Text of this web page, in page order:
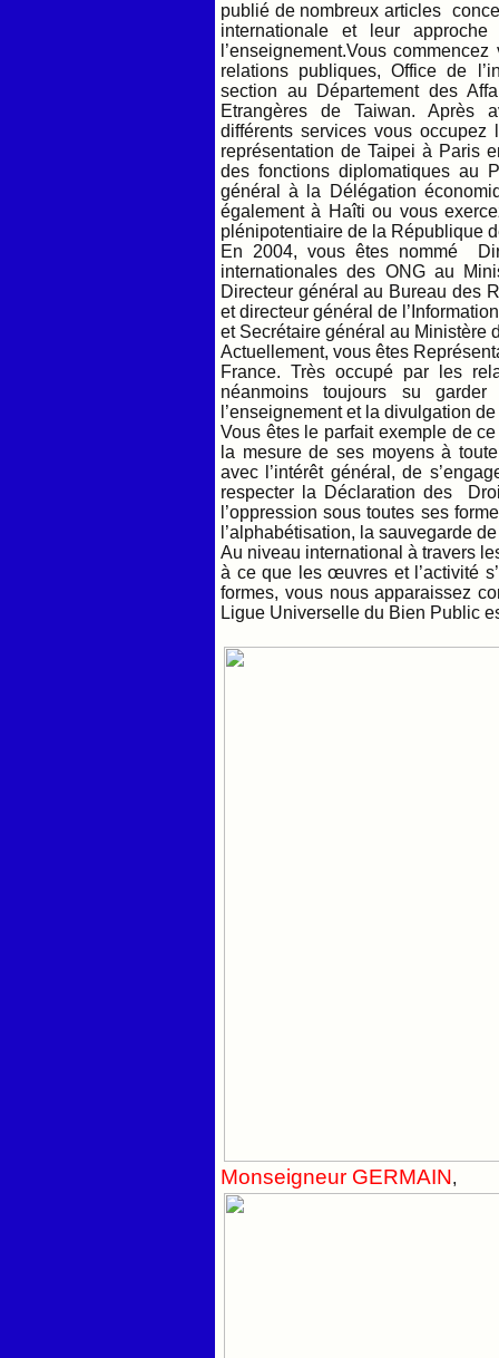
publié de nombreux articles
internationale et leur
l’enseignement.Vous
relations publiques, Office de
section au Département des
Etrangères de Taiwan. Après
différents services vous
représentation de Taipei à Paris
des fonctions diplomatiques au
général à la Délégation
également à Haîti ou vous
plénipotentiaire de la République
En 2004, vous êtes nommé
internationales des ONG au
Directeur général au Bureau des
et directeur général de
et Secrétaire général au Ministère
Actuellement, vous êtes
France. Très occupé par les
néanmoins toujours su
l’enseignement et la divulgation
Vous êtes le parfait exemple de
la mesure de ses moyens à
avec l’intérêt général, de
respecter la Déclaration des
l’oppression sous toutes ses
l’alphabétisation, la sauvegarde
Au niveau international à travers
à ce que les œuvres et l’activité
formes, vous nous apparaissez
Ligue Universelle du Bien Public
Monseigneur GERMAIN,